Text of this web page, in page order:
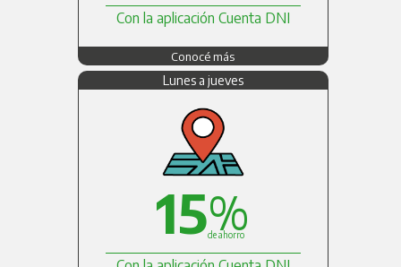
Con la aplicación Cuenta DNI
Conocé más
Lunes a jueves
15%
de ahorro